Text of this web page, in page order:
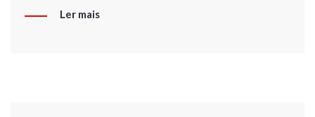
Ler mais